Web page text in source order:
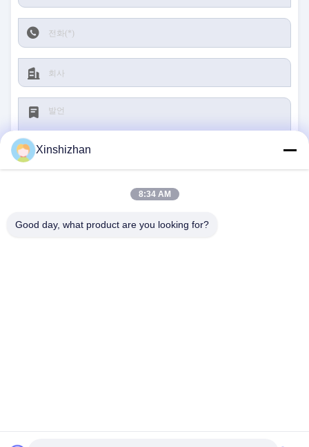
제출
Xinshizhan
8:34 AM
Good day, what product are you looking for?